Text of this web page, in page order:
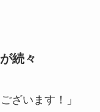
続々
ざいます！」